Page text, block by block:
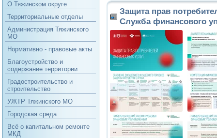
О Тяжинском округе
Территориальные отделы
Администрация Тяжинского
МО
Нормативно - правовые акты
Благоустройство и
содержание территории
Градостроительство и
строительство
УЖТР Тяжинского МО
Городская среда
Всё о капитальном ремонте
МКД
Защита прав
Служба финансового